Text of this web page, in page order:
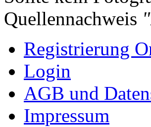
Quellennachweis
Registrierung
Login
AGB und
Impressum